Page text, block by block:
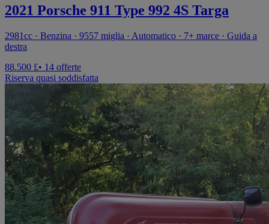
2021 Porsche 911 Type 992 4S Targa
2981cc · Benzina · 9557 miglia · Automatico · 7+ marce · Guida a
destra
88.500 £• 14 offerte
Riserva quasi soddisfatta